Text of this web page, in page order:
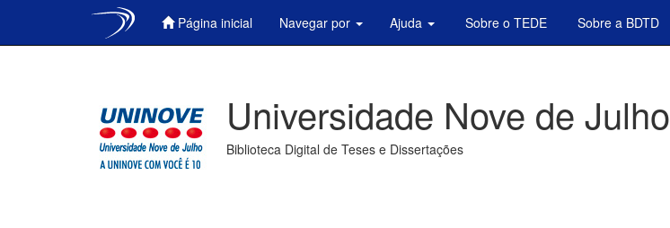
Página inicial Navegar por Ajuda Sobre o TEDE Sobre a BDTD
Universidade Nove de Julho
Biblioteca Digital de Teses e Dissertações